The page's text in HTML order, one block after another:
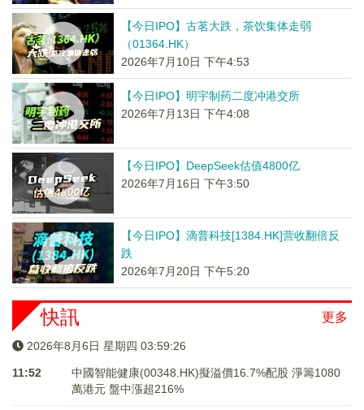
【今日IPO】古茗大跌，茶饮集体走弱
（01364.HK）
2026年7月10日 下午4:53
【今日IPO】明宇制药二度冲港交所
2026年7月13日 下午4:08
【今日IPO】DeepSeek估值4800亿
2026年7月16日 下午3:50
【今日IPO】滴普科技[1384.HK]营收翻倍反
跌
2026年7月20日 下午5:20
更多
快訊
2026年8月6日 星期四 03:59:26
11:52
中國智能健康(00348.HK)擬溢價16.7%配股 淨籌1080
萬港元 ​​​​​​​盤中漲超216%